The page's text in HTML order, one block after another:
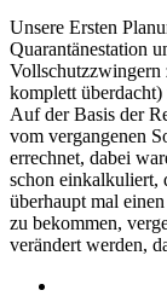
Unsere Ersten
Quarantänestation
Vollschutzzwingern
komplett
Auf der Basis der
vom vergangenen
errechnet, dabei
schon einkalkuliert,
überhaupt mal
zu bekommen,
verändert werden,